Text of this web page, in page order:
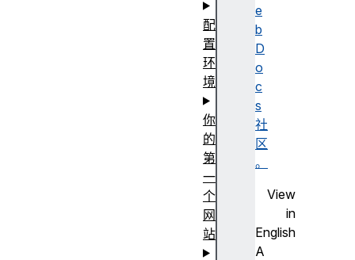
e
b
D
o
c
s
社
区
。
View
in
English
A
配
置
环
境
你
的
第
一
个
网
站